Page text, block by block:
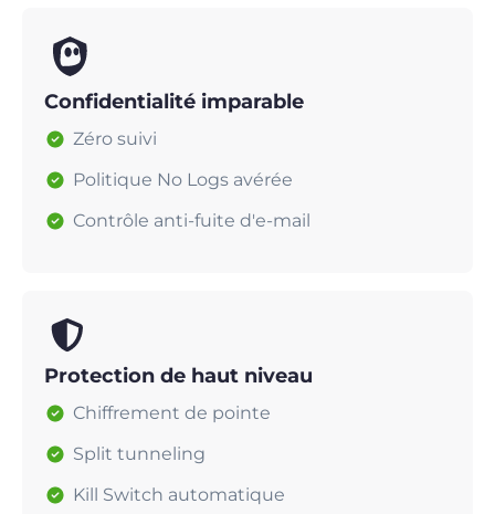
Confidentialité imparable
Zéro suivi
Politique No Logs avérée
Contrôle anti-fuite d'e-mail
Protection de haut niveau
Chiffrement de pointe
Split tunneling
Kill Switch automatique